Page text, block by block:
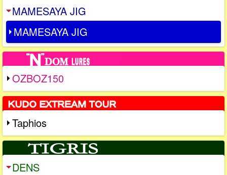
MAMESAYA JIG
MAMESAYA JIG
OZBOZ150
Taphios
DENS